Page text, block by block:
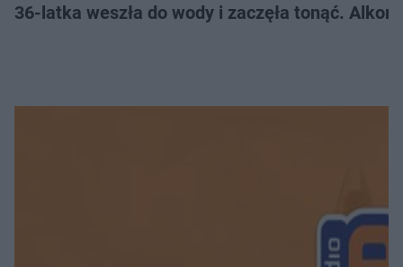
36-latka weszła do wody i zaczęła tonąć.